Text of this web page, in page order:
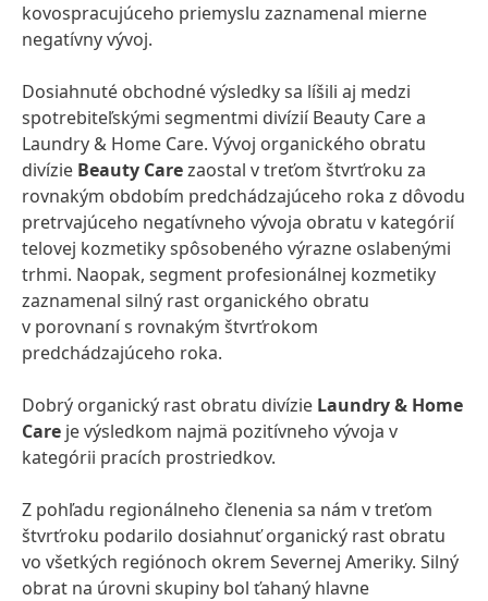
kovospracujúceho priemyslu zaznamenal mierne
negatívny vývoj.
Dosiahnuté obchodné výsledky sa líšili aj medzi
spotrebiteľskými segmentmi divízií Beauty Care a
Laundry & Home Care. Vývoj organického obratu
divízie Beauty Carezaostal v treťom štvrťroku za
rovnakým obdobím predchádzajúceho roka z dôvodu
pretrvajúceho negatívneho vývoja obratu v kategórií
telovej kozmetiky spôsobeného výrazne oslabenými
trhmi. Naopak, segment profesionálnej kozmetiky
zaznamenal silný rast organického obratu
v porovnaní s rovnakým štvrťrokom
predchádzajúceho roka.
Dobrý organický rast obratu divízie Laundry & Home
Care je výsledkom najmä pozitívneho vývoja v
kategórii pracích prostriedkov.
Z pohľadu regionálneho členenia sa nám v treťom
štvrťroku podarilo dosiahnuť organický rast obratu
vo všetkých regiónoch okrem Severnej Ameriky. Silný
obrat na úrovni skupiny bol ťahaný hlavne